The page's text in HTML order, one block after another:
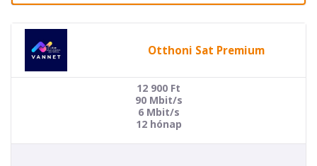
Otthoni Sat Premium
12 900 Ft
90 Mbit/s
6 Mbit/s
12 hónap